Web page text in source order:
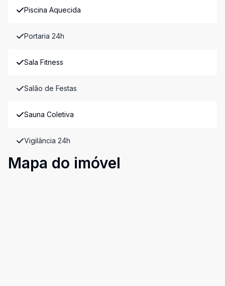
Piscina Aquecida
Portaria 24h
Sala Fitness
Salão de Festas
Sauna Coletiva
Vigilância 24h
Mapa do imóvel